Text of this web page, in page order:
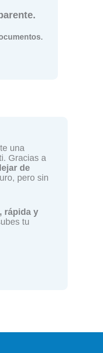
una
Gracias a
de
pero sin
rápida y
tu